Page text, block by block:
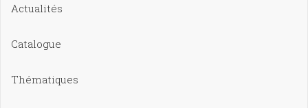
Actualités
Catalogue
Thématiques